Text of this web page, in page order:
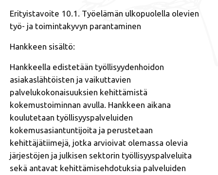
Erityistavoite 10.1. Työelämän ulkopuolella olevien
työ- ja toimintakyvyn parantaminen
Hankkeen sisältö:
Hankkeella edistetään työllisyydenhoidon
asiakaslähtöisten ja vaikuttavien
palvelukokonaisuuksien kehittämistä
kokemustoiminnan avulla. Hankkeen aikana
koulutetaan työllisyyspalveluiden
kokemusasiantuntijoita ja perustetaan
kehittäjätiimejä, jotka arvioivat olemassa olevia
järjestöjen ja julkisen sektorin työllisyyspalveluita
sekä antavat kehittämisehdotuksia palveluiden